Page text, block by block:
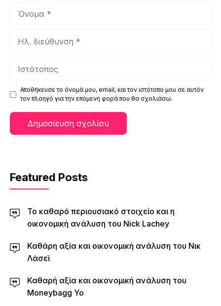
Αποθήκευσε το όνομά μου, email, και τον ιστότοπο μου σε αυτόν
τον πλοηγό για την επόμενη φορά που θα σχολιάσω.
Featured Posts
Το καθαρό περιουσιακό στοιχείο και η
οικονομική ανάλυση του Nick Lachey
Καθάρη αξία και οικονομική ανάλυση του Νικ
Λάσεϊ
Καθαρή αξία και οικονομική ανάλυση του
Moneybagg Yo